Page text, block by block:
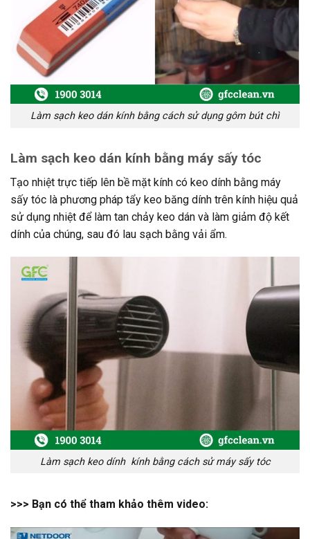
Làm sạch keo dán kính bằng cách sử dụng gôm bút chì
Làm sạch keo dán kính bằng máy sấy tóc
Tạo nhiệt trực tiếp lên bề mặt kính có keo dính bằng máy
sấy tóc là phương pháp tẩy keo băng dính trên kính hiệu quả
sử dụng nhiệt để làm tan chảy keo dán và làm giảm độ kết
dính của chúng, sau đó lau sạch bằng vải ẩm.
Làm sạch keo dính kính bằng cách sử máy sấy tóc
>>> Bạn có thể tham khảo thêm video: